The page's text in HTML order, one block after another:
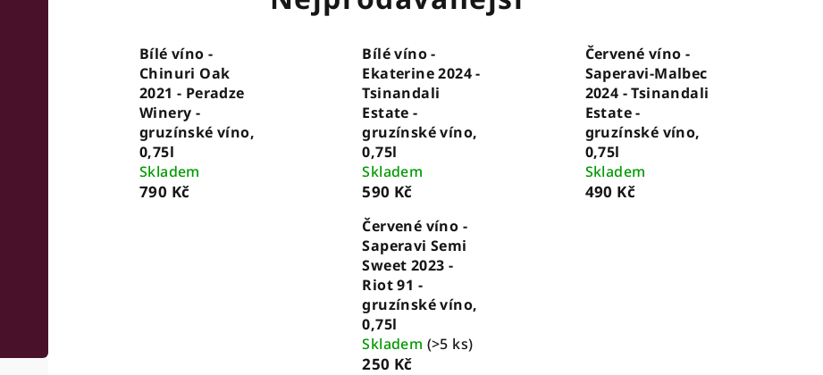
Bílé víno -
Chinuri Oak
2021 - Peradze
Winery -
gruzínské víno,
0,75l
Skladem
790 Kč
Bílé víno -
Ekaterine 2024 -
Tsinandali
Estate -
gruzínské víno,
0,75l
Skladem
590 Kč
Červené víno -
Saperavi-Malbec
2024 - Tsinandali
Estate -
gruzínské víno,
0,75l
Skladem
490 Kč
Červené víno -
Saperavi Semi
Sweet 2023 -
Riot 91 -
gruzínské víno,
0,75l
Skladem (>5 ks)
250 Kč